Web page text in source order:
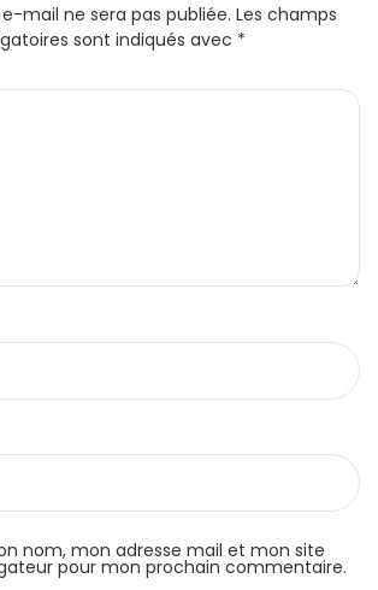
nom, mon adresse mail et mon site
pour mon prochain commentaire.
mail ne sera pas publiée. Les champs
sont indiqués avec *